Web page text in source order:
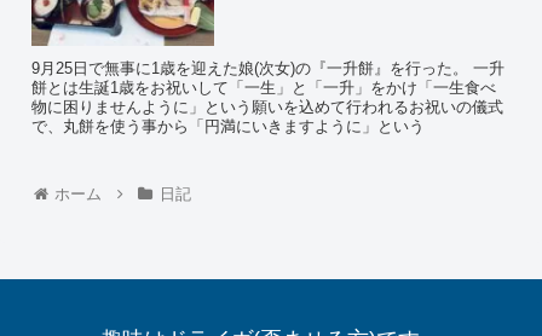
9月25日で無事に1歳を迎えた娘(次女)の『一升餅』を行った。 一升
餅とは生誕1歳をお祝いして「一生」と「一升」をかけ「一生食べ
物に困りませんように」という願いを込めて行われるお祝いの儀式
で、丸餅を使う事から「円満にいきますように」という
ホーム 日記